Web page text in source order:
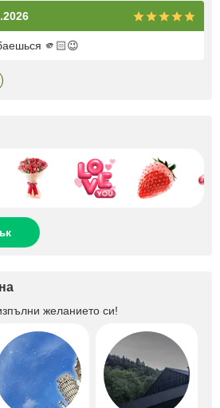
🫵🏻😉
желанието си!